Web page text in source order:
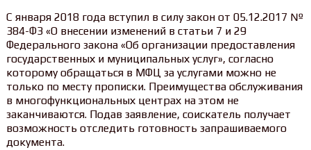
С января 2018 года вступил в силу закон от 05.12.2017 №
384-ФЗ «О внесении изменений в статьи 7 и 29
Федерального закона «Об организации предоставления
государственных и муниципальных услуг», согласно
которому обращаться в МФЦ за услугами можно не
только по месту прописки. Преимущества обслуживания
в многофункциональных центрах на этом не
заканчиваются. Подав заявление, соискатель получает
возможность отследить готовность запрашиваемого
документа.